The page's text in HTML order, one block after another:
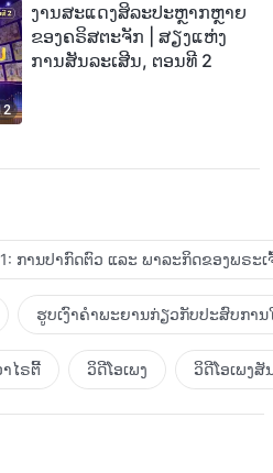
ງານສະແດງສິລະປະຫຼາກຫຼາຍ
ຂອງຄຣິສຕະຈັກ | ສຽງແຫ່ງ
ການສັນລະເສີນ, ຕອນທີ 2
ການປາກົດຕົວ ແລະ ພາລະກິດຂອງພຣະເ
ຮູບເງົາຄຳພະຍານກ່ຽວກັບປະສົບກາ
ໄຣຕີ້ ວິດີໂອເພງ ວິດີໂອເພງສັ